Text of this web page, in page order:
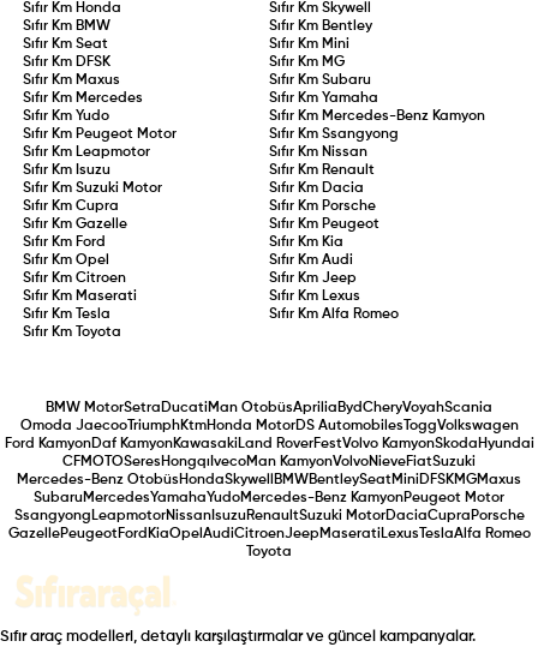
Sıfır Km Honda Sıfır Km Skywell
Sıfır Km BMW Sıfır Km Bentley
Sıfır KmSeat Sıfır Km Mini
Sıfır Km DFSK Sıfır Km MG
Sıfır Km Maxus Sıfır Km Subaru
Sıfır Km Mercedes Sıfır Km Yamaha
Sıfır KmYudo Sıfır Km Mercedes-Benz Kamyon
Sıfır Km Peugeot Motor Sıfır Km Ssangyong
Sıfır Km Leapmotor Sıfır Km Nissan
Sıfır Km Isuzu Sıfır Km Renault
Sıfır KmSuzuki Motor Sıfır Km Dacia
Sıfır KmCupra Sıfır Km Porsche
Sıfır KmGazelle Sıfır Km Peugeot
Sıfır Km Ford Sıfır Km Kia
Sıfır KmOpel Sıfır Km Audi
Sıfır KmCitroen Sıfır Km Jeep
Sıfır Km Maserati Sıfır Km Lexus
Sıfır Km
Tesla Sıfır Km Alfa Romeo
Sıfır Km
Toyota
BMW MotorSetra Ducati Man OtobüsAprilia BydCheryVoyahScania
Omoda JaecooTriumphKtmHonda MotorDS Automobiles ToggVolkswagen
Ford KamyonDaf KamyonKawasaki Land RoverFestVolvo KamyonSkoda Hyundai
CFMOTOSeres Hongqı IvecoMan KamyonVolvoNieveFiatSuzuki
Mercedes-Benz Otobüs HondaSkywell BMWBentleySeatMini DFSKMGMaxus
SubaruMercedesYamahaYudoMercedes-Benz KamyonPeugeot Motor
Ssangyong LeapmotorNissanIsuzuRenaultSuzuki MotorDaciaCupra Porsche
GazellePeugeotFord KiaOpel AudiCitroenJeep Maserati Lexus TeslaAlfa Romeo
Toyota
Sıfır araç modelleri, detaylı karşılaştırmalar ve güncel kampanyalar.